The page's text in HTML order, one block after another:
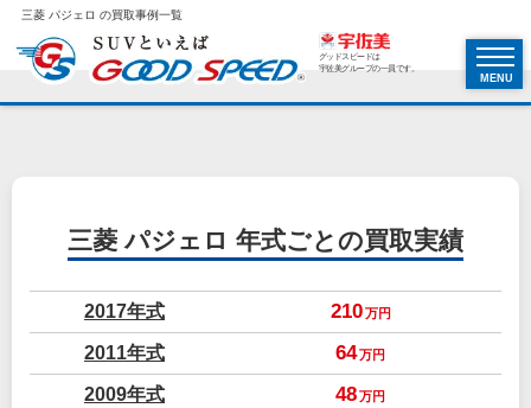
三菱 パジェロ の買取事例一覧
グッドスピードは
宇佐美グループの一員です。
MENU
三菱 パジェロ 年式ごとの買取実績
2017年式 210 万円
2011年式 64万円
2009年式 48万円